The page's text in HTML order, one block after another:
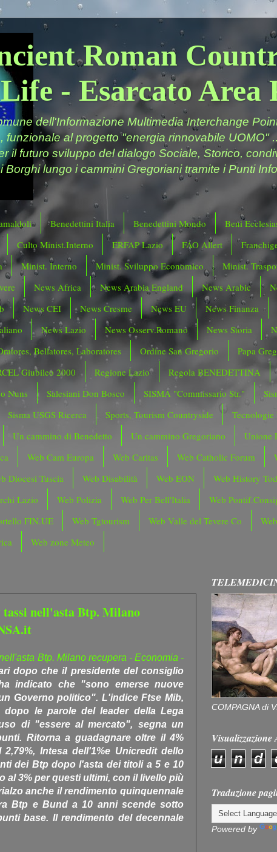
Roman
- Esarcato Area
dell'Informazione Multimedia Interchange
funzionale al progetto "energia rinnovabile UOMO"
il futuro sviluppo del dialogo Sociale, Storico,
Borghi lungo i cammini Gregoriani tramite i Punti
Benedettini Italia Benedettini Mondo
Beni
Culto Minist.Interno ERFAP Lazio FAO Allert
Minist. Interno Minist. Sviluppo Economico
Minist.
News Africa News Arabia England News Arabic
News CEI News Cresme News EU
News Finanza
News Lazio News Osserv.Romano News Storia
Bellatores, Laboratores Ordine San Gregorio
Papa
Giubileo 2000 Regione Lazio
Regola BENEDETTINA
Nuns Salesiani Don Bosco SISMA "Commissario Str."
Sisma USGS Ricerca Sports, Tourism Countryside
Tecnologie
Un cammino di Benedetto Un cammino Gregoriano
Unione
Web Cam Europa Web Caritas Web Catholic Forum
Diocesi Tuscia Web Disabilità Web EON
Web History
Lazio Web Polizia Web Per Bell'Italia
Web
FIN.UE Web Tgtourism Web Valle del Tevere Co
Web zone Meteo
nell'asta Btp. Milano
Btp. Milano recupera - Economia -
dopo che il presidente del consiglio
indicato che "sono emerse nuove
Governo politico". L'indice Ftse Mib,
le parole del leader della Lega
di "essere al mercato", segna un
Ritorna a guadagnare oltre il 4%
Intesa dell'1%e Unicredit dello
dei Btp dopo l'asta dei titoli a 5 e 10
al 3% per questi ultimi, con il livello più
anche il rendimento quinquennale
Btp e Bund a 10 anni scende sotto
base. Il rendimento del decennale
COMPAGNA di
u n d
Traduzione
Powered by